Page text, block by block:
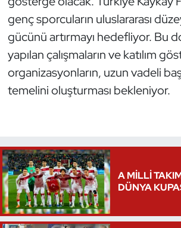
genç sporcuların uluslararası
gücünü artırmayı hedefliyor. Bu
yapılan çalışmaların ve katılım
organizasyonların, uzun vadeli
temelini oluşturması bekleniyor.
A MİLLİ
DÜNYA
Özel Sporcular
Paralimpik
Ragbi
Satranç
Sualtı Sporları
Tekvando
Tenis